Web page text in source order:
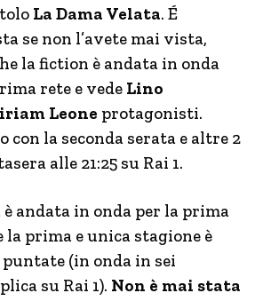
La Dama Velata. É
se non l’avete mai vista,
la fiction è andata in onda
rete e vede Lino
Leone protagonisti.
con la seconda serata e altre 2
alle 21:25 su Rai 1.
è andata in onda per la prima
la prima e unica stagione è
puntate (in onda in sei
su Rai 1). Non è mai stata